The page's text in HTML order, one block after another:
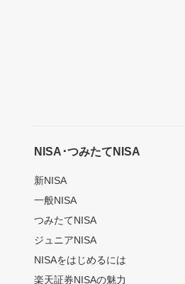
NISA･つみたてNISA
新NISA
一般NISA
つみたてNISA
ジュニアNISA
NISAをはじめるには
楽天証券NISAの魅力